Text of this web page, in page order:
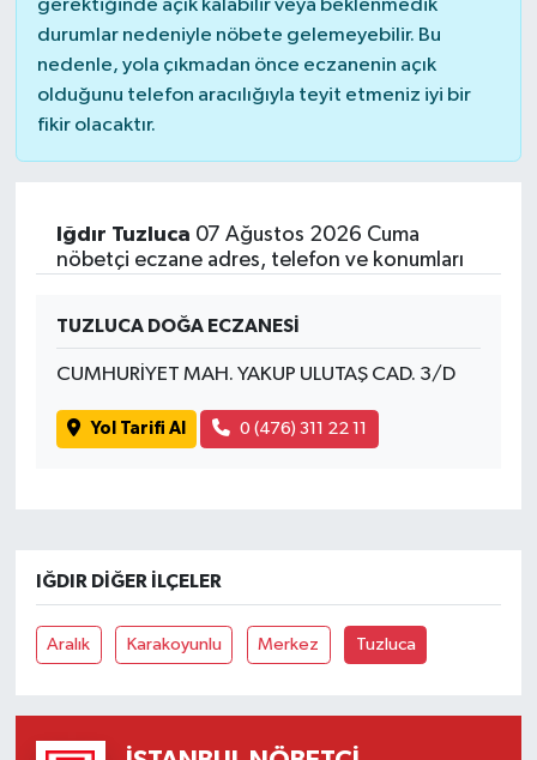
gerektiğinde açık kalabilir veya beklenmedik
durumlar nedeniyle nöbete gelemeyebilir. Bu
nedenle, yola çıkmadan önce eczanenin açık
olduğunu telefon aracılığıyla teyit etmeniz iyi bir
fikir olacaktır.
Iğdır Tuzluca 07 Ağustos 2026 Cuma
nöbetçi eczane adres, telefon ve konumları
TUZLUCA DOĞA ECZANESİ
CUMHURİYET MAH. YAKUP ULUTAŞ CAD. 3/D
Yol Tarifi Al 0 (476) 311 22 11
IĞDIR DIĞER İLÇELER
Aralık Karakoyunlu Merkez Tuzluca